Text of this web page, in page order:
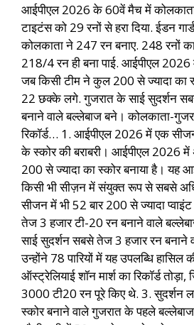
आईपीएल 2026 के 60वें मैच में कोलकाता
टाइटंस को 29 रनों से हरा दिया. ईडन
कोलकाता ने 247 रन बनाए. 248 रनों
218/4 रन ही बना पाई. आईपीएल 2026
जब किसी टीम ने कुल 200 से ज्यादा का
22 छक्के लगे. गुजरात के साई सुदर्शन
बनाने वाले बल्लेबाज बने। कोलकाता-
रिकॉर्ड… 1. आईपीएल 2026 में एक
के स्कोर की बराबरी। आईपीएल 2026
200 से ज्यादा का स्कोर बनाया है। यह
किसी भी सीज़न में संयुक्त रूप से सबसे
सीजन में भी 52 बार 200 से ज्यादा
तेज 3 हजार टी-20 रन बनाने वाले
साई सुदर्शन सबसे तेज 3 हजार रन बनाने
उन्होंने 78 पारियों में यह उपलब्धि हासिल
ऑस्ट्रेलियाई शॉन मार्श का रिकॉर्ड तोड़ा,
3000 टी20 रन पूरे किए थे. 3. सुदर्शन
स्कोर बनाने वाले गुजरात के पहले